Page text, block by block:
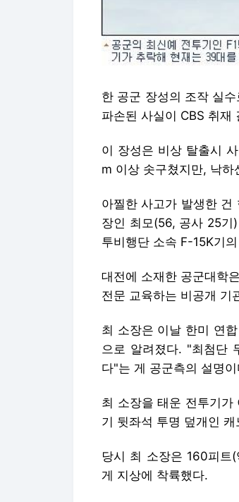
한 공군 장성의 조작 실
파손된 사실이 CBS 취재
이 장성은 비상 탈출시
m 이상 솟구쳤지만, 낙
아찔한 사고가 발생한
장인 최모(56, 공사 25기
투비행단 소속 F-15K기
대전에 소재한 공군대학
전문 교육하는 비공개 기
최 소장은 이날 한미 연
으로 알려졌다. "최첨단
다"는 게 공군측의 설명이
최 소장을 태운 전투기
기 뒷좌석 투명 덮개인
당시 최 소장은 160피트
게 지상에 착륙했다.